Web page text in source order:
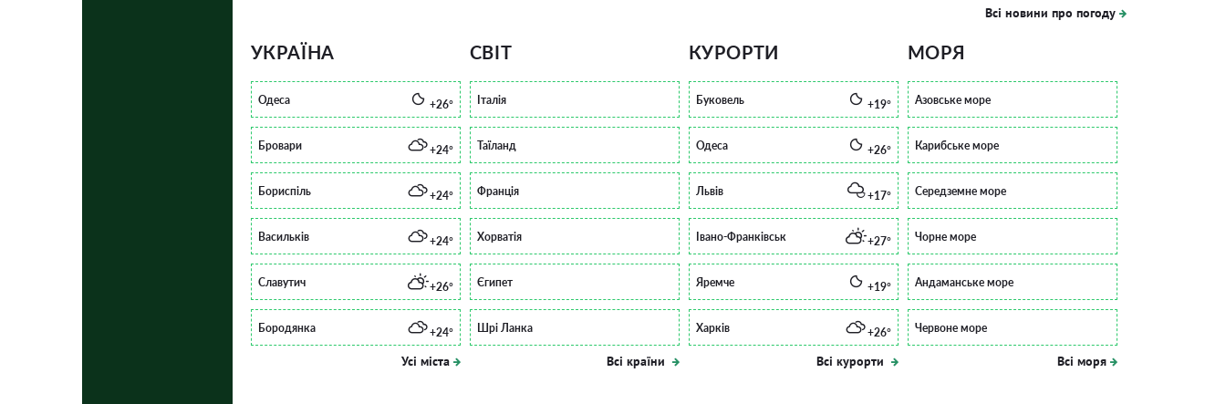
Всі новини про погоду
УКРАЇНА
Одеса +26°
Бровари +24°
Бориспіль +24°
Васильків +24°
Славутич +26°
Бородянка +24°
Усі міста
СВІТ
Італія
Таїланд
Франція
Хорватія
Єгипет
Шрі Ланка
Всі країни
КУРОРТИ
Буковель +19°
Одеса +26°
Львів +17°
Івано-Франківськ +27°
Яремче +19°
Харків +26°
Всі курорти
МОРЯ
Азовське море
Карибське море
Середземне море
Чорне море
Андаманське море
Червоне море
Всі моря